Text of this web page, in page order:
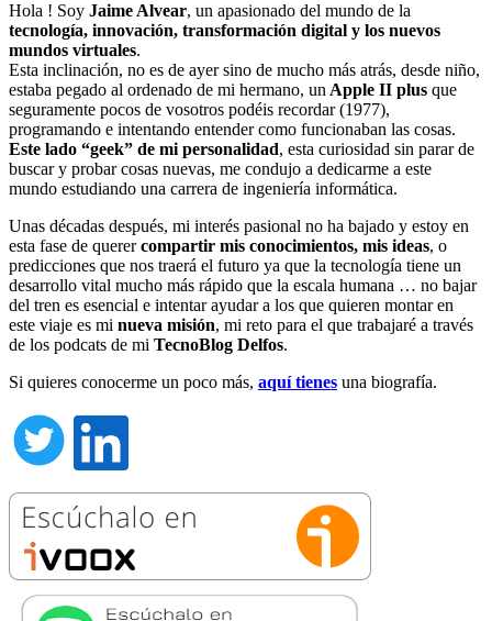
Hola ! Soy Jaime Alvear, un apasionado del mundo de la
tecnología, innovación, transformación digital y los nuevos
mundos virtuales.
Esta inclinación, no es de ayer sino de mucho más atrás, desde niño,
estaba pegado al ordenado de mi hermano, un Apple II plus que
seguramente pocos de vosotros podéis recordar (1977),
programando e intentando entender como funcionaban las cosas.
Este lado “geek” de mi personalidad, esta curiosidad sin parar de
buscar y probar cosas nuevas, me condujo a dedicarme a este
mundo estudiando una carrera de ingeniería informática.
Unas décadas después, mi interés pasional no ha bajado y estoy en
esta fase de querercompartir mis conocimientos, mis ideas, o
predicciones que nos traerá el futuro ya que la tecnología tiene un
desarrollo vital mucho más rápido que la escala humana … no bajar
del tren es esencial e intentar ayudar a los que quieren montar en
este viaje es mi nueva misión, mi reto para el que trabajaré a través
de los podcats de mi TecnoBlog Delfos.
Si quieres conocerme un poco más, aquí tienes una biografía.